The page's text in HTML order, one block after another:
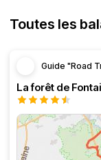
Toutes les
Guide "Road
La forêt de